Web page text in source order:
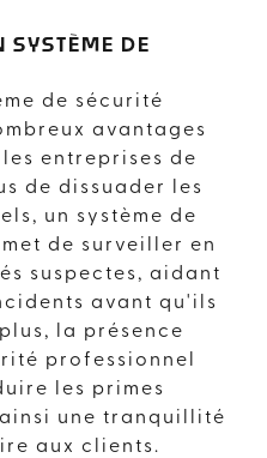
SYSTÈME DE
de sécurité
avantages
entreprises de
de dissuader les
un système de
de surveiller en
suspectes, aidant
avant qu'ils
la présence
professionnel
les primes
une tranquillité
aux clients.